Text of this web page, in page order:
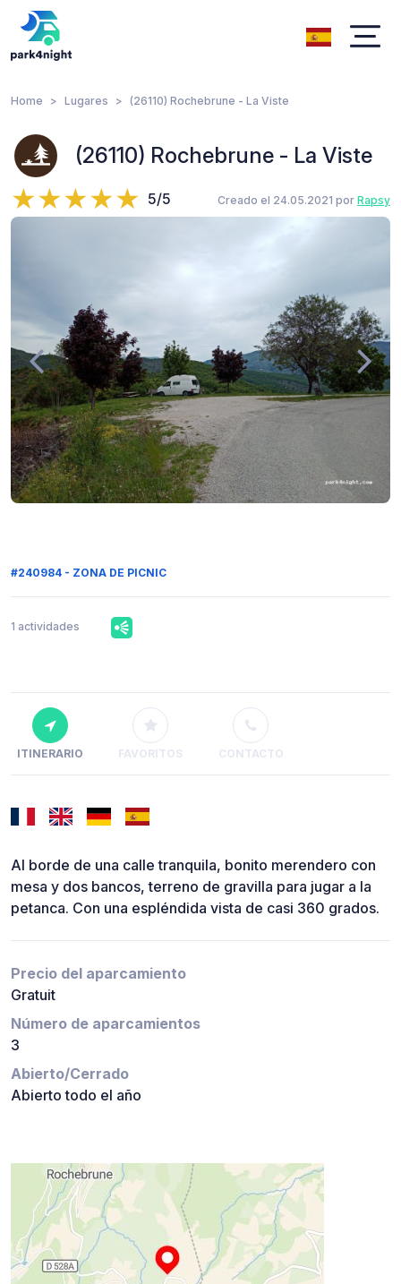
Home Lugares (26110) Rochebrune - La Viste
(26110) Rochebrune - La Viste
5/5 Creado el 24.05.2021 por Rapsy
#240984 - ZONA DE PICNIC
1 actividades
ITINERARIO FAVORITOS CONTACTO
Al borde de una calle tranquila, bonito merendero con
mesa y dos bancos, terreno de gravilla para jugar a la
petanca. Con una espléndida vista de casi 360 grados.
Precio del aparcamiento
Gratuit
Número de aparcamientos
3
Abierto/Cerrado
Abierto todo el año